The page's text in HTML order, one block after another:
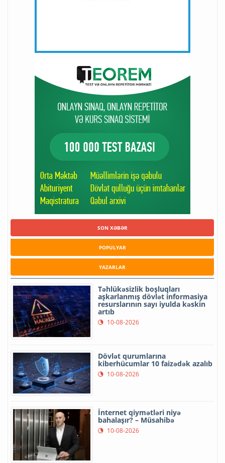
SON XƏBƏR
POPULYAR
YAZARLAR
Təhlükəsizlik boşluqları
aşkarlanmış dövlət informasiya
resurslarının sayı iyulda kəskin
artıb
10-08-2026
Dövlət qurumlarına
kiberhücumlar 10 faizədək azalıb
10-08-2026
İnternet qiymətləri niyə
bahalaşır? – Müsahibə
10-08-2026